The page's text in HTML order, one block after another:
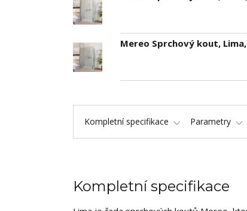
Mereo Sprchový kout,
Kompletní specifikace Parametry
Kompletní specifikace